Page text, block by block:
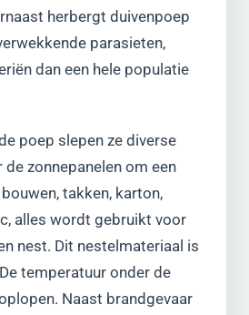
herbergt duivenpoep
parasieten,
dan een hele populatie
poep slepen ze diverse
zonnepanelen om een
takken, karton,
alles wordt gebruikt voor
nest. Dit nestelmateriaal is
temperatuur onder de
Naast brandgevaar